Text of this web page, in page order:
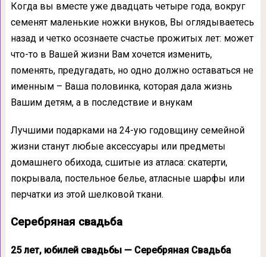
Когда вы вместе уже двадцать четыре года, вокруг
семенят маленькие ножки внуков, Вы оглядываетесь
назад и четко осознаете счастье прожитых лет: может
что-то в Вашей жизни Вам хочется изменить,
поменять, предугадать, но одно должно оставаться не
именным – Ваша половинка, которая дала жизнь
Вашим детям, а в последствие и внукам
Лучшими подарками на 24-ую годовщину семейной
жизни станут любые аксессуары или предметы
домашнего обихода, сшитые из атласа: скатерти,
покрывала, постельное белье, атласные шарфы или
перчатки из этой шелковой ткани.
Серебряная свадьба
25 лет, юбилей свадьбы — Серебряная Свадьба